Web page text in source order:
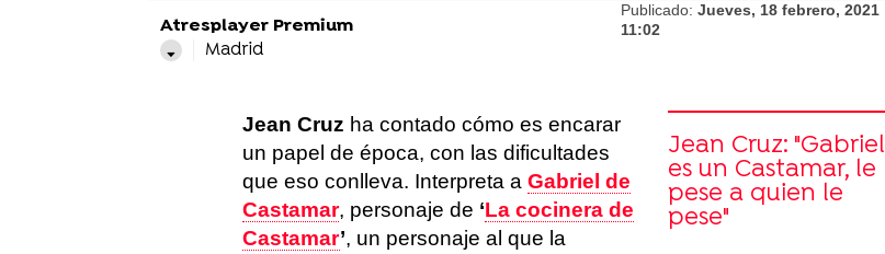
Atresplayer Premium
Madrid
Publicado: Jueves, 18 febrero, 2021
11:02
Jean Cruz: "Gabriel
es un Castamar, le
pese a quien le
pese"
Jean Cruz ha contado cómo es encarar
un papel de época, con las dificultades
que eso conlleva. Interpreta a Gabriel de
Castamar, personaje de ‘La cocinera de
Castamar’, un personaje al que la